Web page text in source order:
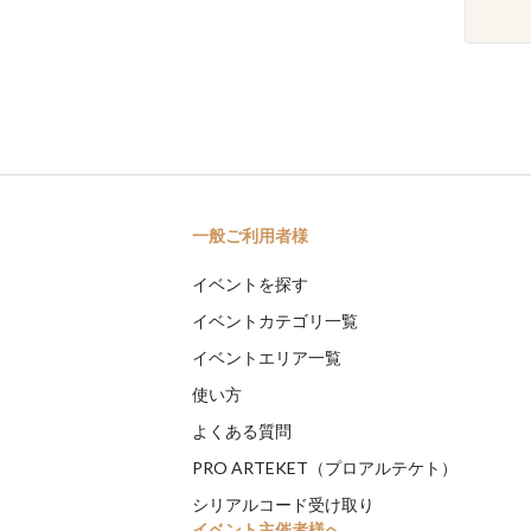
一般ご利用者様
イベントを探す
イベントカテゴリ一覧
イベントエリア一覧
使い方
よくある質問
PRO ARTEKET（プロアルテケト）
シリアルコード受け取り